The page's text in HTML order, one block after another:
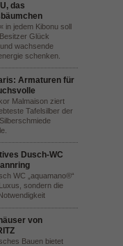
das
in jedem Kibonu soll
Glück
wachsende
schenken.
Armaturen für
Malmaison ziert
Tafelsilber der
Dusch-WC
WC „aquamano®“
sondern die
von
Bauen bietet